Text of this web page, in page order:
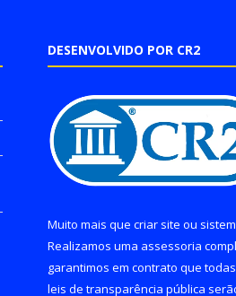
DESENVOLVIDO POR CR2
Muito mais que criar site ou
Realizamos uma assessoria
garantimos em contrato que
leis de transparência pública